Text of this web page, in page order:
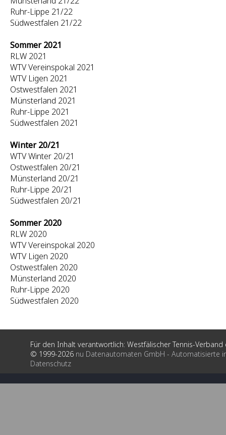
Ruhr-Lippe 21/22
Südwestfalen 21/22
Sommer 2021
RLW 2021
WTV Vereinspokal 2021
WTV Ligen 2021
Ostwestfalen 2021
Münsterland 2021
Ruhr-Lippe 2021
Südwestfalen 2021
Winter 20/21
WTV Winter 20/21
Ostwestfalen 20/21
Münsterland 20/21
Ruhr-Lippe 20/21
Südwestfalen 20/21
Sommer 2020
RLW 2020
WTV Vereinspokal 2020
WTV Ligen 2020
Ostwestfalen 2020
Münsterland 2020
Ruhr-Lippe 2020
Südwestfalen 2020
Für den Inhalt verantwortlich: Westfälischer Tennis-Verband
© 1999-2026 nu Datenautomaten GmbH - Automatisierte
Datenschutz